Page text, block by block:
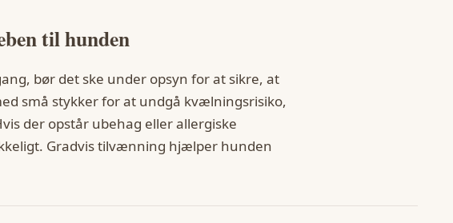
til hunden
bør det ske under opsyn for at sikre, at
små stykker for at undgå kvælningsrisiko,
der opstår ubehag eller allergiske
Gradvis tilvænning hjælper hunden